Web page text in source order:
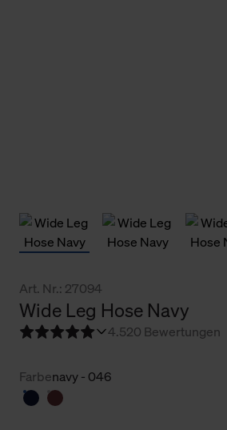
Art. Nr.: 27094
Wide Leg Hose Navy
4.520 Bewertungen
Farbenavy - 046